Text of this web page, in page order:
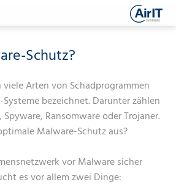
Schutz?
Arten von Schadprogrammen
bezeichnet. Darunter zählen
Ransomware oder Trojaner.
Malware-Schutz aus?
vor Malware sicher
es vor allem zwei Dinge: